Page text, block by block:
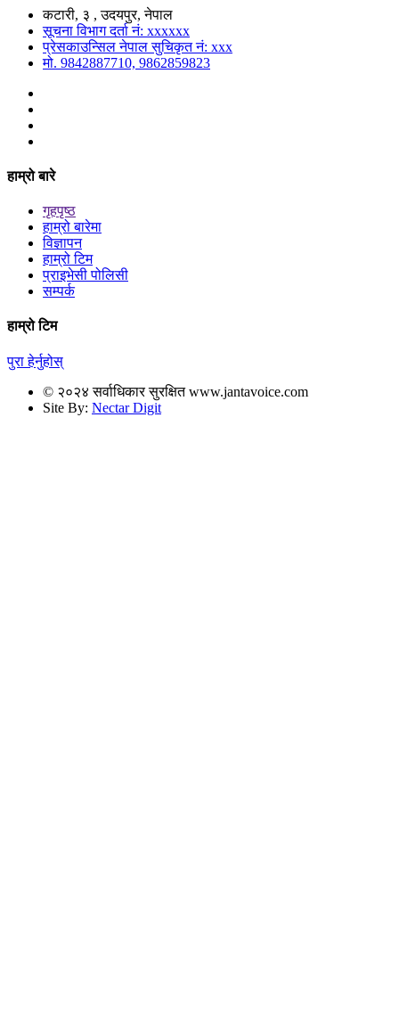
कटारी, ३ , उदयपुर, नेपाल
सूचना विभाग दर्ता नं: xxxxxx
प्रेसकाउन्सिल नेपाल सुचिकृत नं: xxx
मो. 9842887710, 9862859823
हाम्रो बारे
गृहपृष्ठ
हाम्रो बारेमा
विज्ञापन
हाम्रो टिम
प्राइभेसी पोलिसी
सम्पर्क
हाम्रो टिम
पुरा हेर्नुहोस्
© २०२४ सर्वाधिकार सुरक्षित www.jantavoice.com
Site By: Nectar Digit